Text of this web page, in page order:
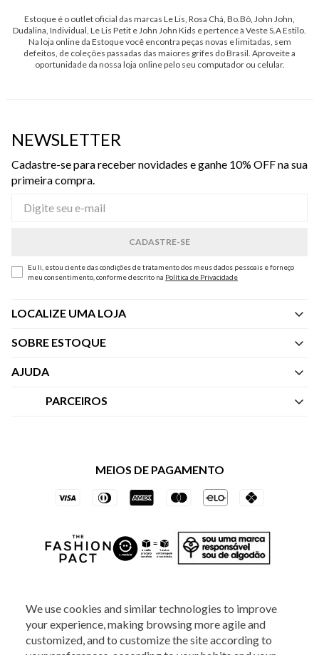
We use cookies and similar technologies to improve
your experience, making browsing more agile and
customized, and to customize the site according to
Estoque é o outlet oficial das marcas Le Lis, Rosa Chá, Bo.Bô, John John,
Dudalina, Individual, Le Lis Petit e John John Kids e pertence à Veste S.A Estilo.
Na loja online da Estoque você encontra peças novas e limitadas, sem
defeitos, de coleções passadas das maiores grifes do Brasil. Aproveite a
oportunidade da nossa loja online pelo seu computador ou celular.
NEWSLETTER
Cadastre-se para receber novidades e ganhe 10% OFF na sua
primeira compra.
Eu li, estou ciente das condições de tratamento dos meus dados pessoais e forneço
meu consentimento, conforme descrito na Política de Privacidade
LOCALIZE UMA LOJA
SOBRE ESTOQUE
Quem Somos
AJUDA
Central de Atendimento
Trocas e Devoluções
PARCEIROS
Vai de Visa
Azul Fidelidade
MEIOS DE PAGAMENTO